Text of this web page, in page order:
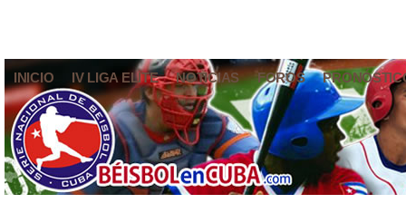
INICIO IV LIGA ELITE NOTICIAS FOROS